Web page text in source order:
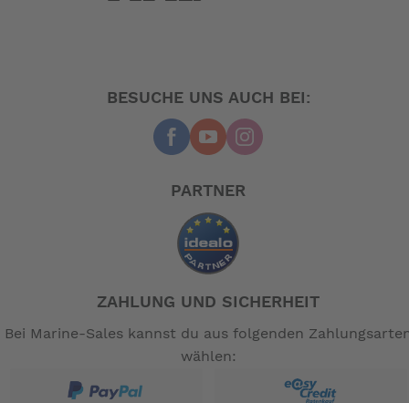
BESUCHE UNS AUCH BEI:
PARTNER
ZAHLUNG UND SICHERHEIT
Bei Marine-Sales kannst du aus folgenden
wählen: